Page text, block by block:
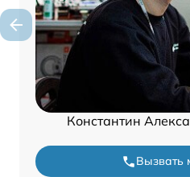
Константин
Вызвать